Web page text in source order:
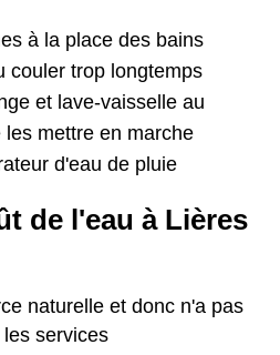
à la place des bains
couler trop longtemps
et lave-vaisselle au
mettre en marche
d'eau de pluie
de l'eau à Lières
naturelle et donc n'a pas
services